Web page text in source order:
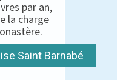
par an,
la charge
Saint Barnabé